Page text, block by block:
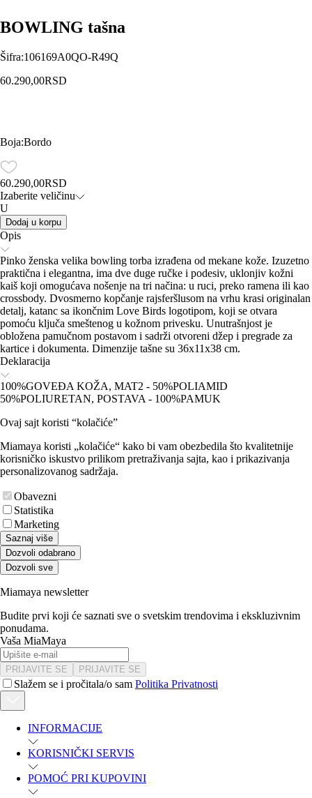
BOWLING tašna
Šifra:106169A0QO-R49Q
60.290,00RSD
Boja:Bordo
60.290,00RSD
Izaberite veličinu
U
Dodaj u korpu
Opis
Pinko ženska velika bowling torba izrađena od mekane kože. Izuzetno
praktična i elegantna, ima dve duge ručke i podesiv, uklonjiv kožni
kaiš koji omogućava nošenje na tri načina: u ruci, preko ramena ili kao
crossbody. Dvosmerno kopčanje rajsferšlusom na vrhu krasi originalan
detalj, katanc sa ikončnim Love Birds logotipom, koji se otvara
pomoću ključa smeštenog u kožnom privesku. Unutrašnjost je
obložena pamučnom postavom i sadrži otvoreni džep i pregrade za
kartice i dokumenta. Dimenzije tašne su 36x11x38 cm.
Deklaracija
100%GOVEĐA KOŽA, MAT2 - 50%POLIAMID
50%POLIURETAN, POSTAVA - 100%PAMUK
Ovaj sajt koristi “kolačiće”
Miamaya koristi „kolačiće“ kako bi vam obezbedila što kvalitetnije
korisničko iskustvo prilikom pretraživanja sajta, kao i prikazivanja
personalizovanog sadržaja.
Obavezni
Statistika
Marketing
Saznaj više
Dozvoli odabrano
Dozvoli sve
Miamaya newsletter
Budite prvi koji će saznati sve o svetskim trendovima i ekskluzivnim
ponudama.
Vaša MiaMaya
PRIJAVITE SE PRIJAVITE SE
Slažem se i pročitala/o sam Politika Privatnosti
INFORMACIJE
KORISNIČKI SERVIS
POMOĆ PRI KUPOVINI